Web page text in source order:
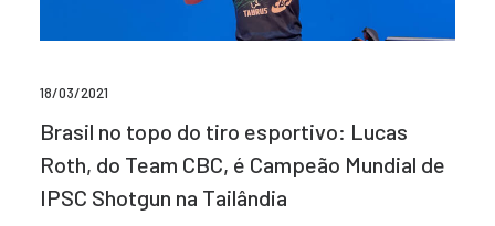
18/03/2021
Brasil no topo do tiro esportivo: Lucas
Roth, do Team CBC, é Campeão Mundial de
IPSC Shotgun na Tailândia